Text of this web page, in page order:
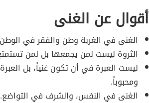
أقوال عن الغنى
الغنى في الغربة وطن والفقر في
الثروة ليست لمن يجمعها بل لمن
ليست العبرة في أن تكون غنياً، بل
ومحبوباً.
الغنى في النفس، والشرف في التواضع.